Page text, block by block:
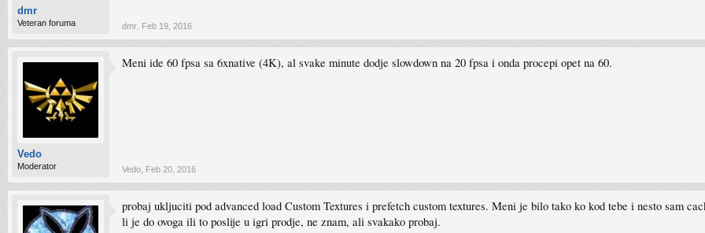
dmr
Veteran foruma dmr Feb 19, 2016
Vedo
Moderator
Meni ide 60 fpsa sa 6xnative (4K), al svake minute dodje slowdown na 20 fpsa i onda procepi opet na 60.
Vedo Feb 20, 2016
probaj ukljuciti pod advanced load Custom Textures i prefetch custom textures. Meni je bilo tako ko kod tebe i nesto sam
li je do ovoga ili to poslije u igri prodje, ne znam, ali svakako probaj.